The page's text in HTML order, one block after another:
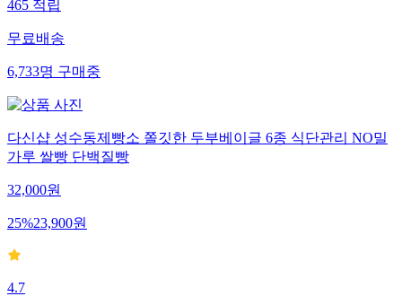
465적립
무료배송
6,733명구매중
다신샵 성수동제빵소 쫄깃한 두부베이글 6종 식단관리 NO밀
가루 쌀빵 단백질빵
32,000원
25%23,900원
4.7